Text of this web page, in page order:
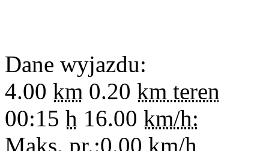
Dane wyjazdu:
4.00 km 0.20 km teren
00:15 h 16.00 km/h:
Maks. pr.:0.00 km/h